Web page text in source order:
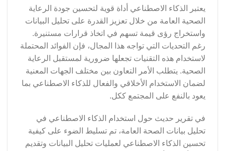
يعتبر الذكاء الاصطناعي أداة قوية لتحسين جودة الرعاية
الصحية العامة من خلال تعزيز القدرة على تحليل البيانات
واستخراج رؤى قيمة تسهم في اتخاذ قرارات مستنيرة.
رغم التحديات التي تواجه هذا المجال، فإن الفوائد المحتملة
لاستخدام هذه التقنيات تجعلها ضرورية لمستقبل الرعاية
الصحية. يتطلب الأمر التعاون بين مختلف الجهات المعنية
لضمان الاستخدام الأخلاقي والفعال للذكاء الاصطناعي بما
يعود بالنفع على المجتمع ككل.
في تقرير حديث حول استخدام الذكاء الاصطناعي في
تحليل بيانات الصحة العامة، تم تسليط الضوء على كيفية
تحسين الذكاء الاصطناعي لعمليات تحليل البيانات وتقديم